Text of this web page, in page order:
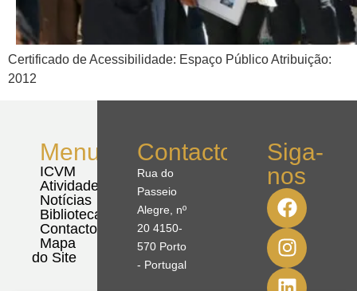
Certificado de Acessibilidade: Espaço Público Atribuição:
2012
Menu
ICVM
Atividades
Notícias
Biblioteca
Contactos
Mapa
do Site
Contactos
Rua do
Passeio
Alegre, nº
20 4150-
570 Porto
- Portugal
Siga-
nos